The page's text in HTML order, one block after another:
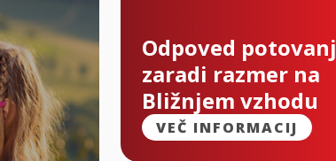
Odpoved potovanj
zaradi razmer na
Bližnjem vzhodu
VEČ INFORMACIJ